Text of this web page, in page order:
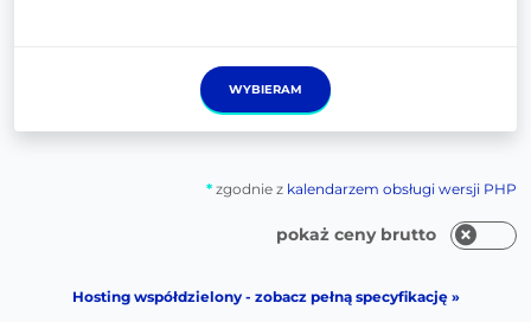
WYBIERAM
* zgodnie z kalendarzem obsługi wersji PHP
pokaż ceny brutto
Hosting współdzielony - zobacz pełną specyfikację »